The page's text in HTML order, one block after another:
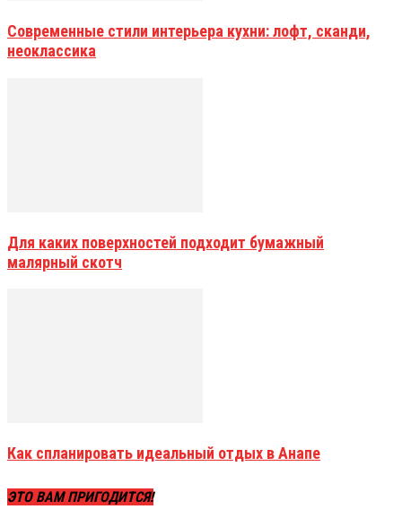
Современные стили интерьера кухни: лофт, сканди,
неоклассика
Для каких поверхностей подходит бумажный
малярный скотч
Как спланировать идеальный отдых в Анапе
ЭТО ВАМ ПРИГОДИТСЯ!